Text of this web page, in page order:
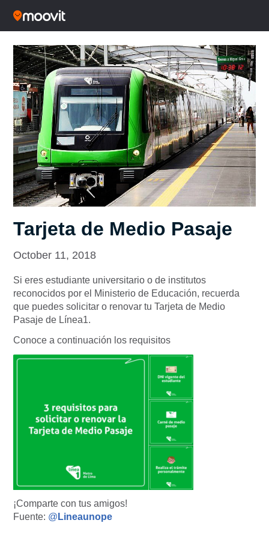
Tarjeta de Medio Pasaje
October 11, 2018
Si eres estudiante universitario o de institutos
reconocidos por el Ministerio de Educación, recuerda
que puedes solicitar o renovar tu Tarjeta de Medio
Pasaje de Línea1.
Conoce a continuación los requisitos
¡Comparte con tus amigos!
Fuente: @ Lineaunope